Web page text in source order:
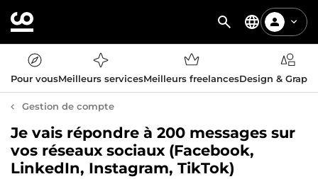
Pour vousMeilleurs servicesMeilleurs freelancesDesign &
Gestion de compte
Je vais répondre à 200 messages sur
vos réseaux sociaux (Facebook,
LinkedIn, Instagram, TikTok)